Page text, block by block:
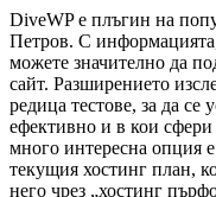
DiveWP е плъгин на
Петров. С
можете значително да
сайт. Разширението
редица тестове, за да се
ефективно и в кои
много интересна опция
текущия хостинг план,
него чрез „хостинг